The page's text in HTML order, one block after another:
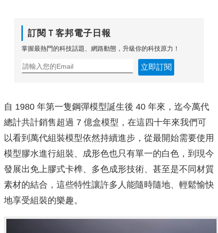
訂閱Ｔ客邦電子日報
掌握最熱門的科技話題、網路動態，升級你的科技原力！
立即訂閱
自 1980 年第一隻鋼彈模型誕生後 40 年來，迄今萬代
總計共計銷售超過 7 億盒模型，在這四十年來我們可
以看到萬代組裝模型依然持續進步，從最開始需要使用
模型膠水進行組裝、成形色也只有單一的白色，到現今
發展出免上膠式卡榫、多色成形技術、甚至是不同材質
素材的結合，這些特性讓許多人能隨時隨地、輕鬆愉快
地享受組裝的樂趣。